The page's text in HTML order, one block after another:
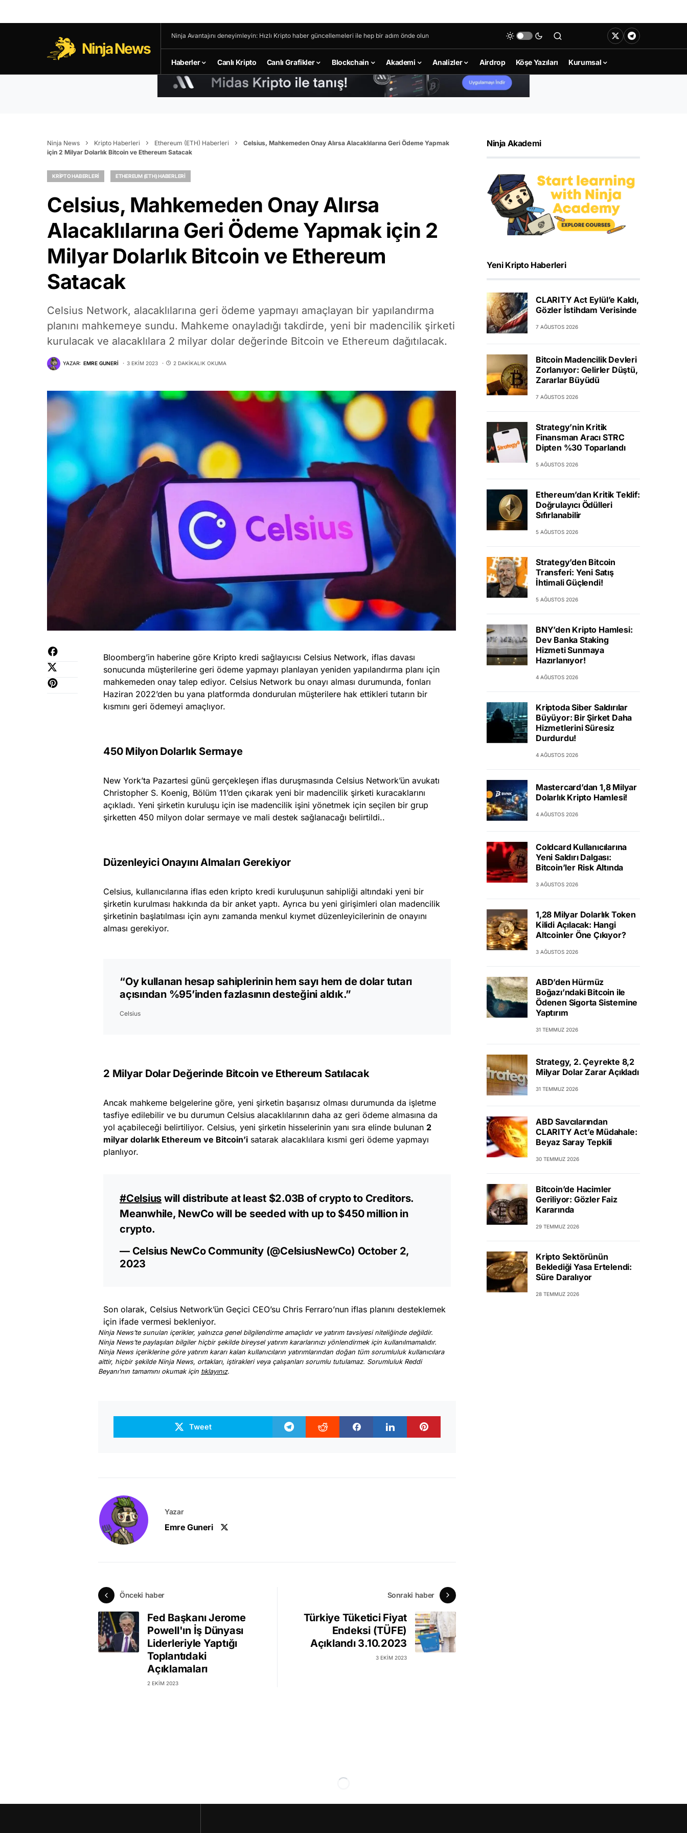
Ninja News
Ninja Avantajını deneyimleyin: Hızlı Kripto haber güncellemeleri ile hep bir adım önde olun
Haberler Canlı Kripto Canlı Grafikler Blockchain Akademi Analizler Airdrop Köşe Yazıları Kurumsal
Ninja News Kripto Haberleri Ethereum (ETH) Haberleri
Celsius, Mahkemeden Onay Alırsa Alacaklılarına Geri Ödeme Yapmak
için 2 Milyar Dolarlık Bitcoin ve Ethereum Satacak
KRIPTO HABERLERI ETHEREUM (ETH) HABERLERI
Celsius, Mahkemeden Onay Alırsa
Alacaklılarına Geri Ödeme Yapmak için 2
Milyar Dolarlık Bitcoin ve Ethereum
Satacak
Celsius Network, alacaklılarına geri ödeme yapmayı amaçlayan bir yapılandırma
planını mahkemeye sundu. Mahkeme onayladığı takdirde, yeni bir madencilik şirketi
kurulacak ve alacaklılara 2 milyar dolar değerinde Bitcoin ve Ethereum dağıtılacak.
YAZAR: EMRE GUNERI 3 EKIM 2023 2 DAKIKALIK OKUMA
Bloomberg’in haberine göre Kripto kredi sağlayıcısı Celsius Network, iflas davası
sonucunda müşterilerine geri ödeme yapmayı planlayan yeniden yapılandırma planı için
mahkemeden onay talep ediyor. Celsius Network bu onayı alması durumunda, fonları
Haziran 2022’den bu yana platformda dondurulan müşterilere hak ettikleri tutarın bir
kısmını geri ödemeyi amaçlıyor.
450 Milyon Dolarlık Sermaye
New York’ta Pazartesi günü gerçekleşen iflas duruşmasında Celsius Network’ün avukatı
Christopher S. Koenig, Bölüm 11’den çıkarak yeni bir madencilik şirketi kuracaklarını
açıkladı. Yeni şirketin kuruluşu için ise madencilik işini yönetmek için seçilen bir grup
şirketten 450 milyon dolar sermaye ve mali destek sağlanacağı belirtildi..
Düzenleyici Onayını Almaları Gerekiyor
Celsius, kullanıcılarına iflas eden kripto kredi kuruluşunun sahipliği altındaki yeni bir
şirketin kurulması hakkında da bir anket yaptı. Ayrıca bu yeni girişimleri olan madencilik
şirketinin başlatılması için aynı zamanda menkul kıymet düzenleyicilerinin de onayını
alması gerekiyor.
“Oy kullanan hesap sahiplerinin hem sayı hem de dolar tutarı
açısından %95’inden fazlasının desteğini aldık.”
Celsius
2 Milyar Dolar Değerinde Bitcoin ve Ethereum Satılacak
Ancak mahkeme belgelerine göre, yeni şirketin başarısız olması durumunda da işletme
tasfiye edilebilir ve bu durumun Celsius alacaklılarının daha az geri ödeme almasına da
yol açabileceği belirtiliyor. Celsius, yeni şirketin hisselerinin yanı sıra elinde bulunan 2
milyar dolarlık Ethereum ve Bitcoin’i satarak alacaklılara kısmi geri ödeme yapmayı
planlıyor.
#Celsius will distribute at least $2.03B of crypto to Creditors.
Meanwhile, NewCo will be seeded with up to $450 million in
crypto.
— Celsius NewCo Community (@CelsiusNewCo) October 2,
2023
Son olarak, Celsius Network’ün Geçici CEO’su Chris Ferraro’nun iflas planını desteklemek
için ifade vermesi bekleniyor.
Ninja News’te sunulan içerikler, yalnızca genel bilgilendirme amaçlıdır ve yatırım tavsiyesi niteliğinde değildir.
Ninja News’te paylaşılan bilgiler hiçbir şekilde bireysel yatırım kararlarınızı yönlendirmek için kullanılmamalıdır.
Ninja News içeriklerine göre yatırım kararı kalan kullanıcıların yatırımlarından doğan tüm sorumluluk kullanıcılara
aittir, hiçbir şekilde Ninja News, ortakları, iştirakleri veya çalışanları sorumlu tutulamaz. Sorumluluk Reddi
Beyanı’nın tamamını okumak için tıklayınız.
Tweet
Yazar
Emre Guneri
Önceki haber
Fed Başkanı Jerome
Powell'ın İş Dünyası
Liderleriyle Yaptığı
Toplantıdaki
Açıklamaları
2 EKIM 2023
Sonraki haber
Türkiye Tüketici Fiyat
Endeksi (TÜFE)
Açıklandı 3.10.2023
3 EKIM 2023
Ninja Akademi
Yeni Kripto Haberleri
CLARITY Act Eylül’e Kaldı,
Gözler İstihdam Verisinde
7 AĞUSTOS 2026
Bitcoin Madencilik Devleri
Zorlanıyor: Gelirler Düştü,
Zararlar Büyüdü
7 AĞUSTOS 2026
Strategy’nin Kritik
Finansman Aracı STRC
Dipten %30 Toparlandı
5 AĞUSTOS 2026
Ethereum’dan Kritik Teklif:
Doğrulayıcı Ödülleri
Sıfırlanabilir
5 AĞUSTOS 2026
Strategy’den Bitcoin
Transferi: Yeni Satış
İhtimali Güçlendi!
5 AĞUSTOS 2026
BNY’den Kripto Hamlesi:
Dev Banka Staking
Hizmeti Sunmaya
Hazırlanıyor!
4 AĞUSTOS 2026
Kriptoda Siber Saldırılar
Büyüyor: Bir Şirket Daha
Hizmetlerini Süresiz
Durdurdu!
4 AĞUSTOS 2026
Mastercard’dan 1,8 Milyar
Dolarlık Kripto Hamlesi!
4 AĞUSTOS 2026
Coldcard Kullanıcılarına
Yeni Saldırı Dalgası:
Bitcoin’ler Risk Altında
3 AĞUSTOS 2026
1,28 Milyar Dolarlık Token
Kilidi Açılacak: Hangi
Altcoinler Öne Çıkıyor?
3 AĞUSTOS 2026
ABD’den Hürmüz
Boğazı’ndaki Bitcoin ile
Ödenen Sigorta Sistemine
Yaptırım
31 TEMMUZ 2026
Strategy, 2. Çeyrekte 8,2
Milyar Dolar Zarar Açıkladı
31 TEMMUZ 2026
ABD Savcılarından
CLARITY Act’e Müdahale:
Beyaz Saray Tepkili
30 TEMMUZ 2026
Bitcoin’de Hacimler
Geriliyor: Gözler Faiz
Kararında
29 TEMMUZ 2026
Kripto Sektörünün
Beklediği Yasa Ertelendi:
Süre Daralıyor
28 TEMMUZ 2026